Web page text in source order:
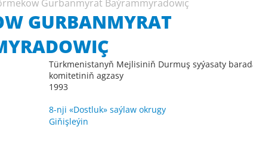
Gurbanmyrat Baýrammyradowiç
GURBANMYRAT
Türkmenistanyň Mejlisiniň Durmuş syýasaty
komitetiniň agzasy
1993
8-nji «Dostluk» saýlaw okrugy
Giňişleýin